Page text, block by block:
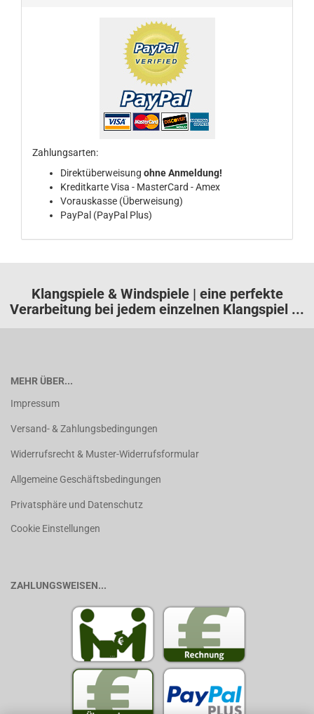
Zahlungsarten:
Direktüberweisung ohne Anmeldung!
Kreditkarte Visa - MasterCard - Amex
Vorauskasse (Überweisung)
PayPal (PayPal Plus)
Klangspiele & Windspiele | eine perfekte
Verarbeitung bei jedem einzelnen Klangspiel ...
MEHR ÜBER...
Impressum
Versand- & Zahlungsbedingungen
Widerrufsrecht & Muster-Widerrufsformular
Allgemeine Geschäftsbedingungen
Privatsphäre und Datenschutz
Cookie Einstellungen
ZAHLUNGSWEISEN...